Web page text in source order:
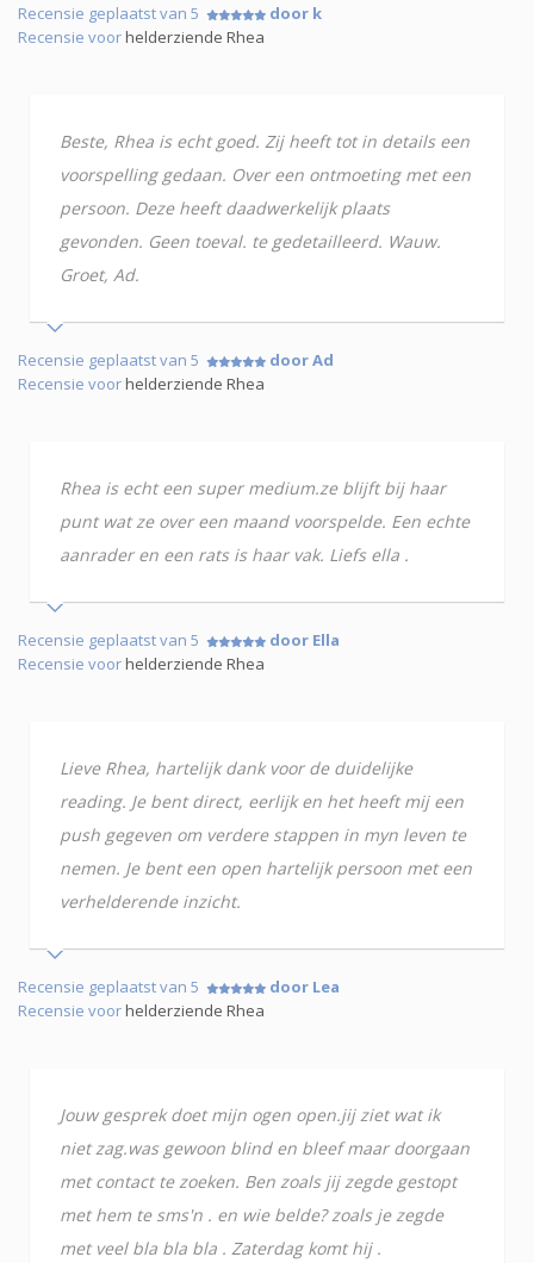
Recensie geplaatst van 5
door k
Recensie voorhelderziende Rhea
Beste, Rhea is echt goed. Zij heeft tot in details een
voorspelling gedaan. Over een ontmoeting met een
persoon. Deze heeft daadwerkelijk plaats
gevonden. Geen toeval. te gedetailleerd. Wauw.
Groet, Ad.
Recensie geplaatst van 5
door Ad
Recensie voorhelderziende Rhea
Rhea is echt een super medium.ze blijft bij haar
punt wat ze over een maand voorspelde. Een echte
aanrader en een rats is haar vak. Liefs ella .
Recensie geplaatst van 5
door Ella
Recensie voorhelderziende Rhea
Lieve Rhea, hartelijk dank voor de duidelijke
reading. Je bent direct, eerlijk en het heeft mij een
push gegeven om verdere stappen in myn leven te
nemen. Je bent een open hartelijk persoon met een
verhelderende inzicht.
Recensie geplaatst van 5
door Lea
Recensie voorhelderziende Rhea
Jouw gesprek doet mijn ogen open.jij ziet wat ik
niet zag.was gewoon blind en bleef maar doorgaan
met contact te zoeken. Ben zoals jij zegde gestopt
met hem te sms'n . en wie belde? zoals je zegde
met veel bla bla bla . Zaterdag komt hij .